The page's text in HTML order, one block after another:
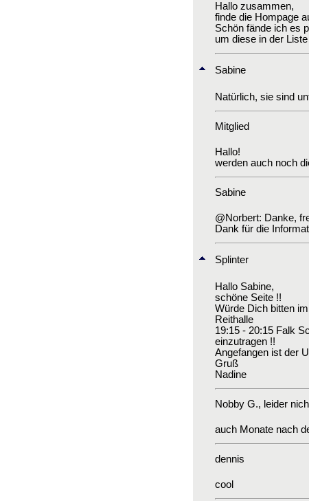
Hallo zusammen,
finde die Hompage
Schön fände ich es
um diese in der
Sabine
Natürlich, sie sind
Mitglied
Hallo!
werden auch noch
Sabine
@Norbert: Danke,
Dank für die
Splinter
Hallo Sabine,
schöne Seite !!
Würde Dich bitten
Reithalle
19:15 - 20:15 Falk
einzutragen !!
Angefangen ist der
Gruß
Nadine
Nobby G., leider
auch Monate nach
dennis
cool